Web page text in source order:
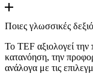
Ποιες γλωσσικές
Το TEF αξιολογεί
κατανόηση, την
ανάλογα με τις